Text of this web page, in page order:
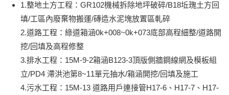
1.整地土方工程：GR102機械拆除地坪破碎/B18坵瑰土方回
填/工區內廢棄物搬運/磚造水泥塊放置區軋碎
2.道路工程：綠道箱涵0k+008~0k+073底部高程細整/道路開
挖/回填及高程修整
3.排水工程：15M-9-2箱涵B123-3頂版側牆鋼線網及模板組
立/PD4 滯洪池第8~11單元抽水/箱涵開挖/回填及施工
4.污水工程：15M-13 道路用戶連接管H17-6、H17-7、H17-